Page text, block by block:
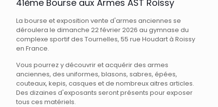
41ème Bourse aux Armes AST Roissy
La bourse et exposition vente d'armes anciennes se
déroulera le dimanche 22 février 2026 au gymnase du
complexe sportif des Tournelles, 55 rue Houdart à Roissy
en France.
Vous pourrez y découvrir et acquérir des armes
anciennes, des uniformes, blasons, sabres, épées,
couteaux, kepis, casques et de nombreux aitres articles.
Des dizaines d'exposants seront présents pour exposer
tous ces matériels.